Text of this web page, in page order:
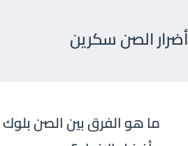
أضرار الصن سكرين
ما هو الفرق بين الصن